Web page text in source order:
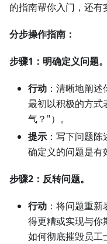
的指南帮你入门，还有
分步操作指南：
步骤1：明确定义问题。
行动 ：清晰地阐
最初以积极的方
气？"）。
提示 ：写下问题
确定义的问题是有
步骤2：反转问题。
行动 ：将问题重
得更糟或实现与你
如何彻底摧毁员工